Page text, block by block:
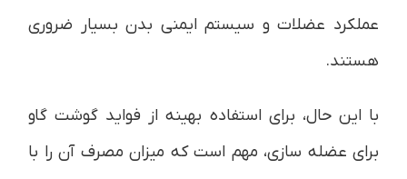
عملکرد عضلات و سیستم ایمنی بدن بسیار ضروری
هستند.
با این حال، برای استفاده بهینه از فواید گوشت گاو
برای عضله سازی، مهم است که میزان مصرف آن را با